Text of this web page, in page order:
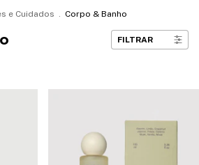
e Cuidados . Corpo & Banho
FILTRAR